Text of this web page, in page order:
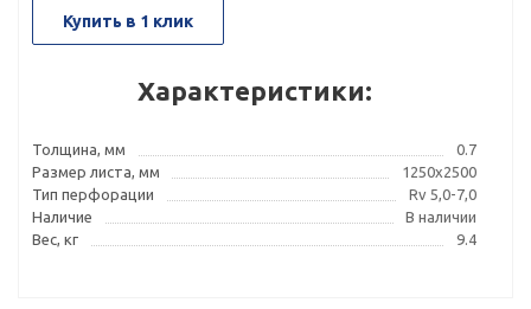
Купить в 1 клик
Характеристики:
Толщина, мм
0.7
Размер листа, мм
1250x2500
Тип перфорации
Rv 5,0-7,0
Наличие
В наличии
Вес, кг
9.4